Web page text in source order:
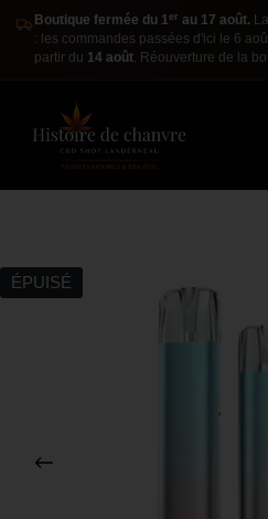
Boutique fermée du 1er au 17 août.
: les commandes passées d'ici le 6
partir du 14 août. Réouverture de la
ÉPUISÉ